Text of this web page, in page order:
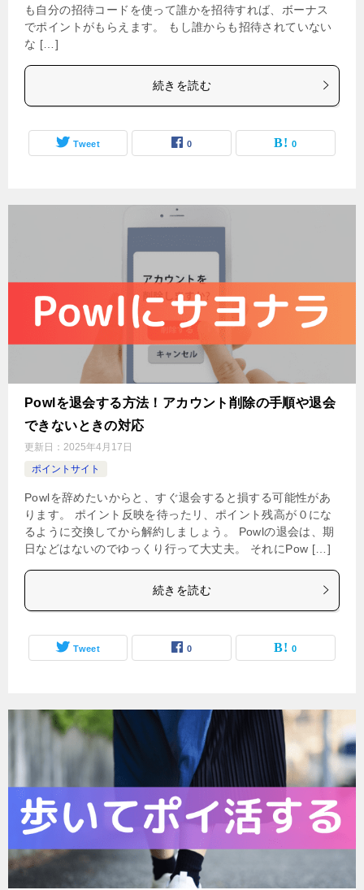
も自分の招待コードを使って誰かを招待すれば、ボーナス
でポイントがもらえます。 もし誰からも招待されていない
な […]
続きを読む
Tweet 0 0
Powlを退会する方法！アカウント削除の手順や退会
できないときの対応
更新日： 2025年4月17日
ポイントサイト
Powlを辞めたいからと、すぐ退会すると損する可能性があ
ります。 ポイント反映を待ったリ、ポイント残高が０にな
るように交換してから解約しましょう。 Powlの退会は、期
日などはないのでゆっくり行って大丈夫。 それにPow […]
続きを読む
Tweet 0 0